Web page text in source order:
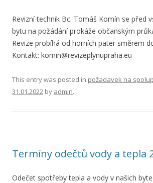
Revizní technik Bc. Tomáš Komín se před
bytu na požádání prokáže občanským
Revize probíhá od horních pater směrem
Kontakt: komin@revizeplynupraha.eu
This entry was posted in požadavek na
31.01.2022 by admin.
Termíny odečtů vody a tepla
Odečet spotřeby tepla a vody v našich